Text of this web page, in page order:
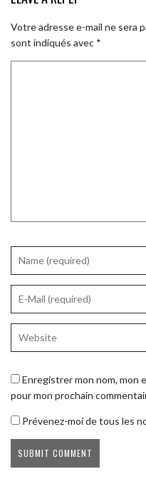
Votre adresse e-mail ne sera
sont indiqués avec *
Enregistrer mon nom, mon
pour mon prochain
Prévenez-moi de tous les